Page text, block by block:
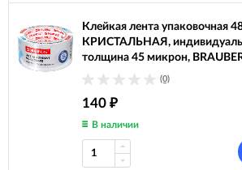
Клейкая лента упаковочная
КРИСТАЛЬНАЯ,
толщина 45 микрон,
(0)
140 ₽
В наличии